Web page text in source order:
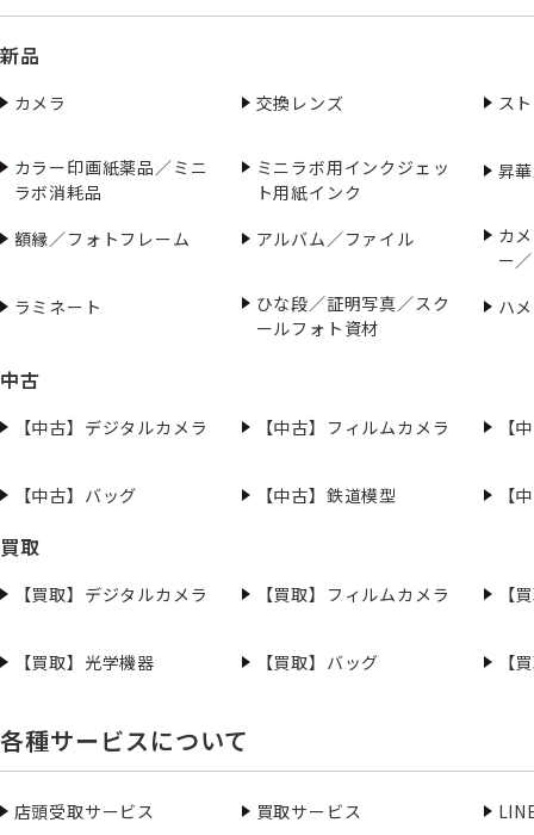
新品
カメラ 交換レンズ ス
カラー印画紙薬品／ミニ
ラボ消耗品
ミニラボ用インクジェッ
ト用紙インク
昇
額縁／フォトフレーム アルバム／ファイル
カ
ー
ラミネート
ひな段／証明写真／スク
ールフォト資材
ハ
中古
【中古】デジタルカメラ 【中古】フィルムカメラ 【
【中古】バッグ 【中古】鉄道模型 【
買取
【買取】デジタルカメラ 【買取】フィルムカメラ 【
【買取】光学機器 【買取】バッグ 【
各種サービスについて
店頭受取サービス 買取サービス